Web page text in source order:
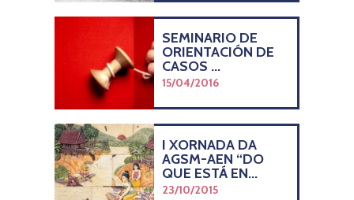
SEMINARIO DE
ORIENTACIÓN DE
CASOS ...
15/04/2016
I XORNADA DA
AGSM-AEN “DO
QUE ESTÁ EN...
23/10/2015